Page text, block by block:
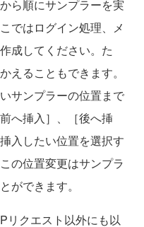
ら順にサンプラーを実
ではログイン処理、メ
成してください。た
えることもできます。
サンプラーの位置まで
へ挿入］、［後へ挿
入したい位置を選択す
の位置変更はサンプラ
ができます。
リクエスト以外にも以